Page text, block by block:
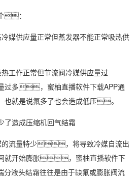
：
供应量正常但蒸发器不能正常吸热供
正常但节流阀冷媒供应量过
多，蜜柚直播软件下载APP通
就是说氟多了也会造成低压。
成压缩机回气结霜
量特少，将导致冷媒自流出
就开始膨胀，蜜柚直播软件下
分液头结霜往往是由于缺氟或膨胀阀流